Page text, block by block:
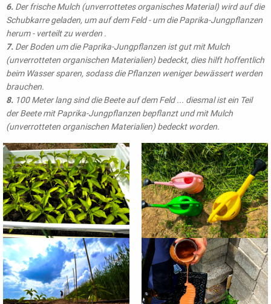
6. Der frische Mulch (unverrottetes organisches Material) wird auf die
Schubkarre geladen, um auf dem Feld - um die Paprika-Jungpflanzen
herum - verteilt zu werden .
7. Der Boden um die Paprika-Jungpflanzen ist gut mit Mulch
(unverrotteten organischen Materialien) bedeckt, dies hilft hoffentlich
beim Wasser sparen, sodass die Pflanzen weniger bewässert werden
brauchen.
8. 100 Meter lang sind die Beete auf dem Feld ... diesmal ist ein Teil
der Beete mit Paprika-Jungpflanzen bepflanzt und mit Mulch
(unverrotteten organischen Materialien) bedeckt worden.